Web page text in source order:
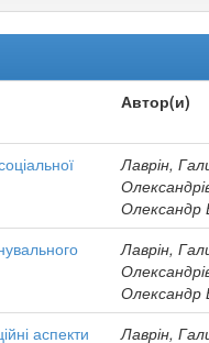
Автор(и)
Лаврін,
Олександр
Лаврін,
Олександр
аспекти Лаврін,